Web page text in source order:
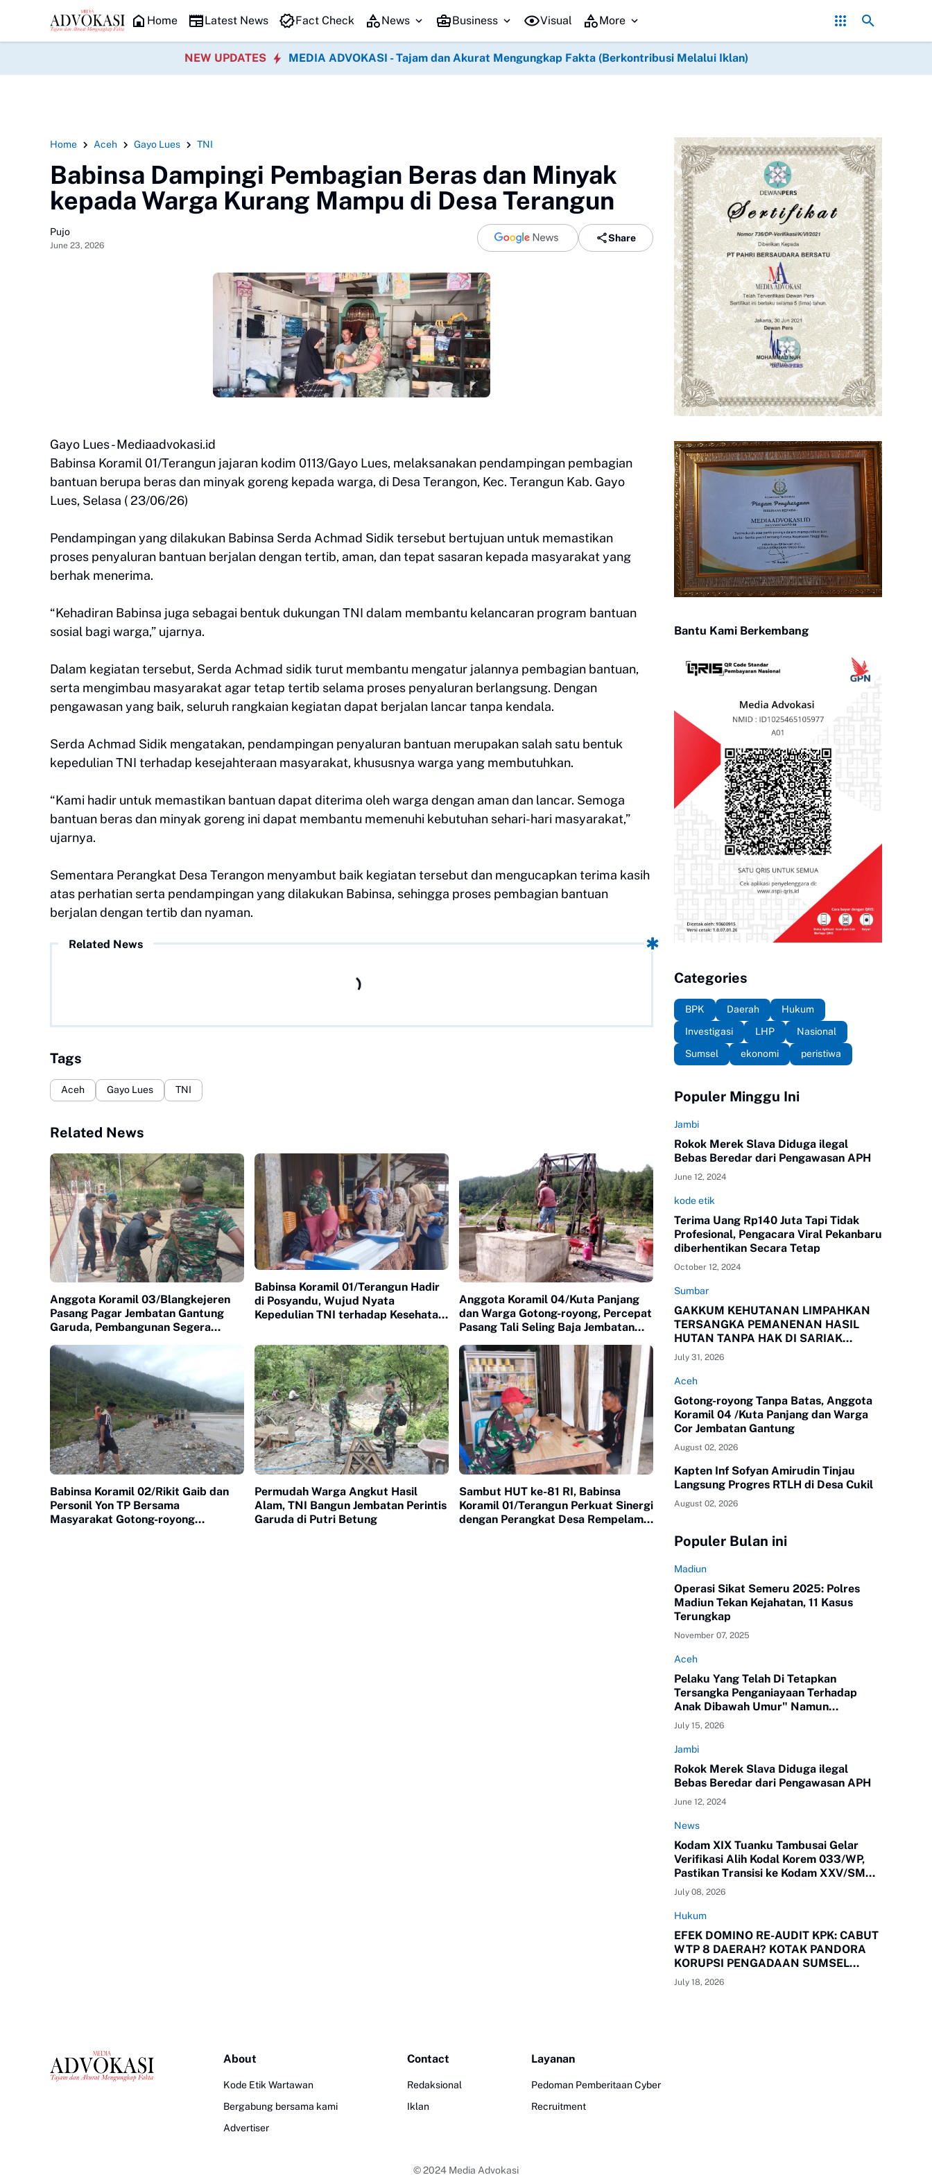
HEADLINE Distribusi Semen Terus Mengalir, Menguatkan Akses dan Menjaga Kualitas Jalan Cor Dusun Gombyong Babinsa dan Warga Cor pondasi Jembatan Gantung di
Home Latest News Fact Check News Business Visual More
NEW UPDATES MEDIA ADVOKASI - Tajam dan Akurat Mengungkap Fakta (Berkontribusi Melalui Iklan)
Home Aceh Gayo Lues TNI
Babinsa Dampingi Pembagian Beras dan Minyak
kepada Warga Kurang Mampu di Desa Terangun
Pujo
June 23, 2026
Share
Gayo Lues - Mediaadvokasi.id
Babinsa Koramil 01/Terangun jajaran kodim 0113/Gayo Lues, melaksanakan pendampingan pembagian
bantuan berupa beras dan minyak goreng kepada warga, di Desa Terangon, Kec. Terangun Kab. Gayo
Lues, Selasa ( 23/06/26)
Pendampingan yang dilakukan Babinsa Serda Achmad Sidik tersebut bertujuan untuk memastikan
proses penyaluran bantuan berjalan dengan tertib, aman, dan tepat sasaran kepada masyarakat yang
berhak menerima.
“Kehadiran Babinsa juga sebagai bentuk dukungan TNI dalam membantu kelancaran program bantuan
sosial bagi warga,” ujarnya.
Dalam kegiatan tersebut, Serda Achmad sidik turut membantu mengatur jalannya pembagian bantuan,
serta mengimbau masyarakat agar tetap tertib selama proses penyaluran berlangsung. Dengan
pengawasan yang baik, seluruh rangkaian kegiatan dapat berjalan lancar tanpa kendala.
Serda Achmad Sidik mengatakan, pendampingan penyaluran bantuan merupakan salah satu bentuk
kepedulian TNI terhadap kesejahteraan masyarakat, khususnya warga yang membutuhkan.
“Kami hadir untuk memastikan bantuan dapat diterima oleh warga dengan aman dan lancar. Semoga
bantuan beras dan minyak goreng ini dapat membantu memenuhi kebutuhan sehari-hari masyarakat,”
ujarnya.
Sementara Perangkat Desa Terangon menyambut baik kegiatan tersebut dan mengucapkan terima kasih
atas perhatian serta pendampingan yang dilakukan Babinsa, sehingga proses pembagian bantuan
berjalan dengan tertib dan nyaman.
Related News
Tags
Aceh Gayo Lues TNI
Related News
Anggota Koramil 03/Blangkejeren
Pasang Pagar Jembatan Gantung
Garuda, Pembangunan Segera
Babinsa Koramil 01/Terangun Hadir
di Posyandu, Wujud Nyata
Kepedulian TNI terhadap Kesehatan
Anggota Koramil 04/Kuta Panjang
dan Warga Gotong-royong, Percepat
Pasang Tali Seling Baja Jembatan
Babinsa Koramil 02/Rikit Gaib dan
Personil Yon TP Bersama
Masyarakat Gotong-royong
Permudah Warga Angkut Hasil
Alam, TNI Bangun Jembatan Perintis
Garuda di Putri Betung
Sambut HUT ke-81 RI, Babinsa
Koramil 01/Terangun Perkuat Sinergi
dengan Perangkat Desa Rempelam
Bantu Kami Berkembang
Categories
BPK Daerah
Hukum
Investigasi
LHP
Nasional
Sumsel
ekonomi peristiwa
Populer Minggu Ini
Jambi
Rokok Merek Slava Diduga ilegal
Bebas Beredar dari Pengawasan APH
June 12, 2024
kode etik
Terima Uang Rp140 Juta Tapi Tidak
Profesional, Pengacara Viral Pekanbaru
diberhentikan Secara Tetap
October 12, 2024
Sumbar
GAKKUM KEHUTANAN LIMPAHKAN
TERSANGKA PEMANENAN HASIL
HUTAN TANPA HAK DI SARIAK
BAYANG KEPADA KEJAKSAAN
NEGERI SOLOK, SUMBAR
July 31, 2026
Aceh
Gotong-royong Tanpa Batas, Anggota
Koramil 04 /Kuta Panjang dan Warga
Cor Jembatan Gantung
August 02, 2026
Kapten Inf Sofyan Amirudin Tinjau
Langsung Progres RTLH di Desa Cukil
August 02, 2026
Populer Bulan ini
Madiun
Operasi Sikat Semeru 2025: Polres
Madiun Tekan Kejahatan, 11 Kasus
Terungkap
November 07, 2025
Aceh
Pelaku Yang Telah Di Tetapkan
Tersangka Penganiayaan Terhadap
Anak Dibawah Umur" Namun
Melenggang Bebas Keluar Dari Polres
ATAM
July 15, 2026
Jambi
Rokok Merek Slava Diduga ilegal
Bebas Beredar dari Pengawasan APH
June 12, 2024
News
Kodam XIX Tuanku Tambusai Gelar
Verifikasi Alih Kodal Korem 033/WP,
Pastikan Transisi ke Kodam XXV/SMR
Berjalan Optimal
July 08, 2026
Hukum
EFEK DOMINO RE-AUDIT KPK: CABUT
WTP 8 DAERAH? KOTAK PANDORA
KORUPSI PENGADAAN SUMSEL
RESMI TERBUKA!
July 18, 2026
About
Kode Etik Wartawan
Bergabung bersama kami
Advertiser
Contact
Redaksional
Iklan
Layanan
Pedoman Pemberitaan Cyber
Recruitment
© 2024 Media Advokasi